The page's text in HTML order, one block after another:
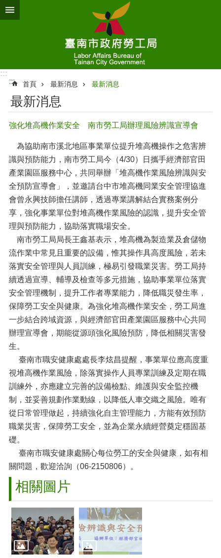
跳到主要內容區塊
:::
:::
首頁 最新消息 最新消息
最新消息
強化堆高機作業安全 南市勞工局辦理風險辨識宣導會
為協助南市溪北地區事業單位提升堆高機操作之危害辨
識與預防能力，南市勞工局今（4/30）日攜手經濟部官田
產業園區服務中心，共同舉辦「堆高機作業風險辨識與安
全預防宣導會」，並邀請台中市堆高機同業安全管理協進
會曾永興技師擔任講師，透過專業講解結合實務案例分
享，強化事業單位對堆高機作業風險的認識，提升安全管
理與預防能力，協助落實職場安全。
南市勞工局局長王鑫基表示，堆高機為製造業及倉儲物
流作業中常見且重要的設備，惟其操作具高度風險，若未
落實安全管理與人員訓練，極易引發職業災害。勞工局持
續透過宣導、輔導及檢查等多元措施，協助事業單位落實
安全管理機制，提升工作者專業能力，降低職災發生率，
保障勞工安全與健康。為強化堆高機作業安全，勞工局進
一步結合跨域資源，與經濟部官田產業園區服務中心共同
辦理宣導會，期能從源頭強化風險預防，降低相關災害發
生。
臺南市職安健康處處長李炫昌提醒，事業單位應高度重
視堆高機作業風險，除落實操作人員專業訓練及定期在職
訓練外，亦應建立完善的設備檢點、維護與安全監控機
制，並妥善規劃作業動線，以降低人車交織之風險。唯有
從日常管理做起，持續強化自主管理能力，方能有效預防
職業災害，保障勞工安全，並為企業永續經營奠定穩固基
礎。
臺南市職安健康處關心每位勞工的安全與健康，如有相
關問題，歡迎洽詢（06-2150806）。
相關圖片